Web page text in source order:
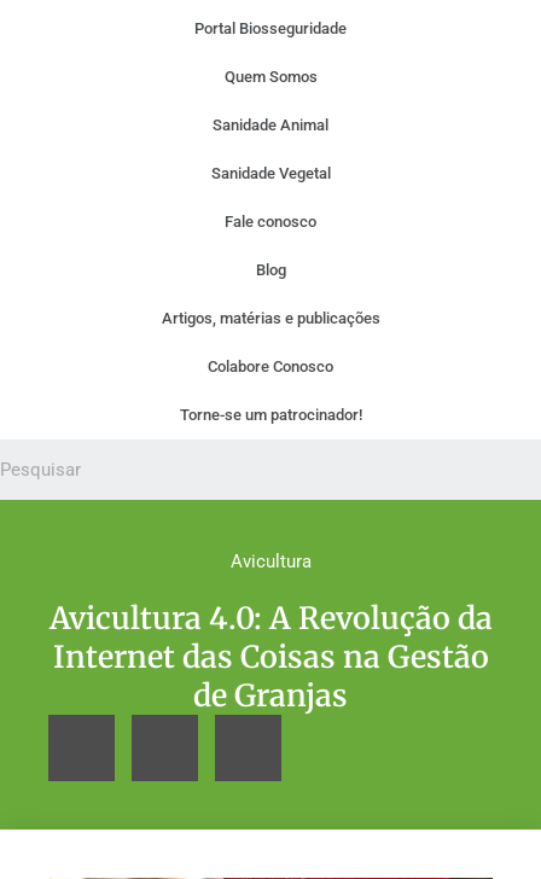
Portal Biosseguridade
Quem Somos
Sanidade Animal
Sanidade Vegetal
Fale conosco
Blog
Artigos, matérias e publicações
Colabore Conosco
Torne-se um patrocinador!
Avicultura
Avicultura 4.0: A Revolução da
Internet das Coisas na Gestão
de Granjas